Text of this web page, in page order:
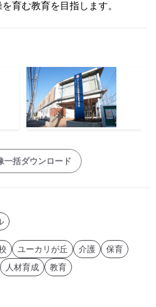
む教育を目指します。
一括ダウンロード
ユーカリが丘 介護
保育
人材育成 教育